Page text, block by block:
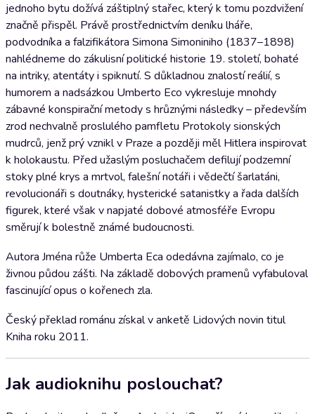
jednoho bytu dožívá záštiplný stařec, který k tomu pozdvižení
značně přispěl. Právě prostřednictvím deníku lháře,
podvodníka a falzifikátora Simona Simoniniho (1837–1898)
nahlédneme do zákulisní politické historie 19. století, bohaté
na intriky, atentáty i spiknutí. S důkladnou znalostí reálií, s
humorem a nadsázkou Umberto Eco vykresluje mnohdy
zábavné konspirační metody s hrůznými následky – především
zrod nechvalně proslulého pamfletu Protokoly sionských
mudrců, jenž prý vznikl v Praze a později měl Hitlera inspirovat
k holokaustu. Před užaslým posluchačem defilují podzemní
stoky plné krys a mrtvol, falešní notáři i vědečtí šarlatáni,
revolucionáři s doutnáky, hysterické satanistky a řada dalších
figurek, které však v napjaté dobové atmosféře Evropu
směrují k bolestně známé budoucnosti.
Autora Jména růže Umberta Eca odedávna zajímalo, co je
živnou půdou zášti. Na základě dobových pramenů vyfabuloval
fascinující opus o kořenech zla.
Český překlad románu získal v anketě Lidových novin titul
Kniha roku 2011.
Jak audioknihu poslouchat?